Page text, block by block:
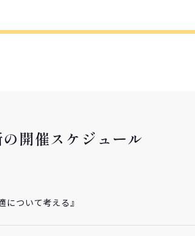
開催スケジュール
ついて考える』